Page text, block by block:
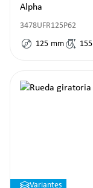
Alpha
3478UFR125P62
125 mm 155
Variantes